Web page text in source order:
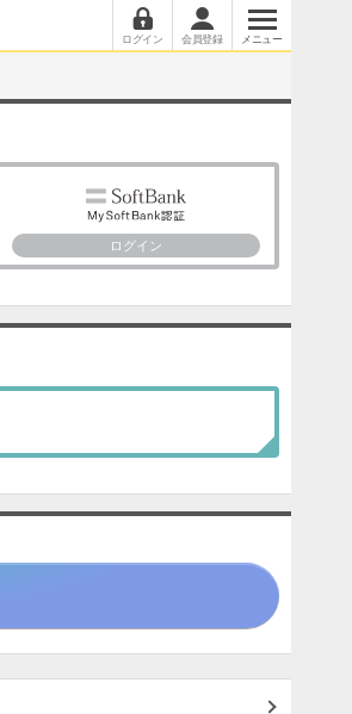
ログイン 会員登録 メニュー
ログイン